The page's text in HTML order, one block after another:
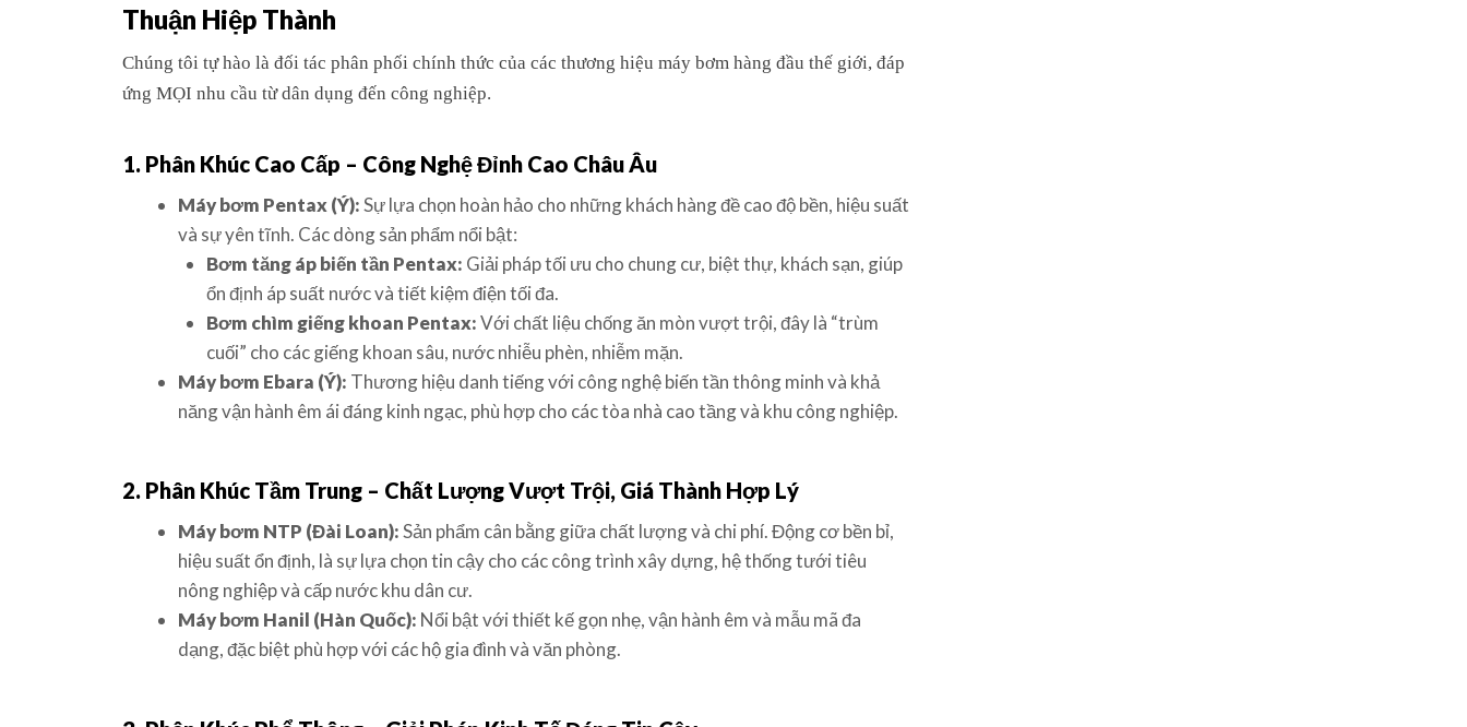
Thuận Hiệp Thành
Chúng tôi tự hào là đối tác phân phối chính thức của các thương hiệu máy bơm hàng đầu thế giới, đáp
ứng MỌI nhu cầu từ dân dụng đến công nghiệp.
1. Phân Khúc Cao Cấp – Công Nghệ Đỉnh Cao Châu Âu
Máy bơm Pentax (Ý):Sự lựa chọn hoàn hảo cho những khách hàng đề cao độ bền, hiệu suất
và sự yên tĩnh. Các dòng sản phẩm nổi bật:
Bơm tăng áp biến tần Pentax: Giải pháp tối ưu cho chung cư, biệt thự, khách sạn, giúp
ổn định áp suất nước và tiết kiệm điện tối đa.
Bơm chìm giếng khoan Pentax:Với chất liệu chống ăn mòn vượt trội, đây là “trùm
cuối” cho các giếng khoan sâu, nước nhiễu phèn, nhiễm mặn.
Máy bơm Ebara (Ý): Thương hiệu danh tiếng với công nghệ biến tần thông minh và khả
năng vận hành êm ái đáng kinh ngạc, phù hợp cho các tòa nhà cao tầng và khu công nghiệp.
2. Phân Khúc Tầm Trung – Chất Lượng Vượt Trội, Giá Thành Hợp Lý
Máy bơm NTP (Đài Loan):Sản phẩm cân bằng giữa chất lượng và chi phí. Động cơ bền bỉ,
hiệu suất ổn định, là sự lựa chọn tin cậy cho các công trình xây dựng, hệ thống tưới tiêu
nông nghiệp và cấp nước khu dân cư.
Máy bơm Hanil (Hàn Quốc): Nổi bật với thiết kế gọn nhẹ, vận hành êm và mẫu mã đa
dạng, đặc biệt phù hợp với các hộ gia đình và văn phòng.